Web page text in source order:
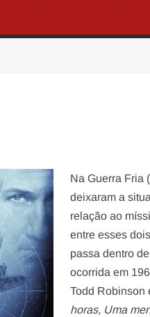
Na Guerra Fria
deixaram a
relação ao
entre esses
passa dentro
ocorrida em
Todd Robinson
horas, Uma